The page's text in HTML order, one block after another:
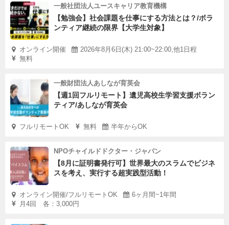
一般社団法人ユースキャリア教育機構
【勉強会】社会課題を仕事にする方法とは？/ボラ
ンティア継続の限界【大学生対象】
オンライン開催
2026年8月6日(木) 21:00~22:00,他1日程
無料
一般財団法人あしなが育英会
【週1回フルリモート】遺児高校生学習支援ボラン
ティア/あしなが育英会
フルリモートOK 無料 半年からOK
NPOチャイルドドクター・ジャパン
【8月に証明書発行可】世界最大のスラムでビジネ
スを考え、実行する超実践型活動！
オンライン開催/フルリモートOK
6ヶ月間~1年間
月4回 各：3,000円